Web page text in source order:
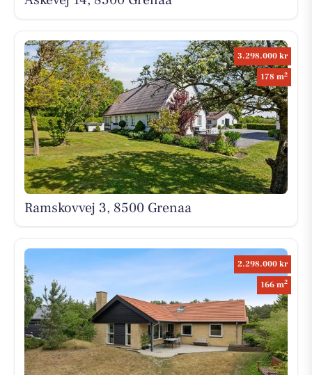
3.298.000 kr
178 m2
Ramskovvej 3, 8500 Grenaa
2.298.000 kr
166 m2